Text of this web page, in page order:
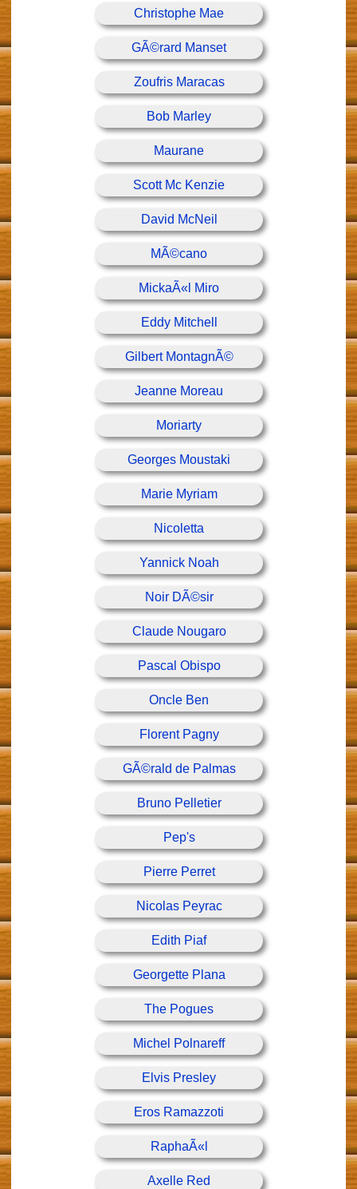
Christophe Mae
GÃ©rard Manset
Zoufris Maracas
Bob Marley
Maurane
Scott Mc Kenzie
David McNeil
MÃ©cano
MickaÃ«l Miro
Eddy Mitchell
Gilbert MontagnÃ©
Jeanne Moreau
Moriarty
Georges Moustaki
Marie Myriam
Nicoletta
Yannick Noah
Noir DÃ©sir
Claude Nougaro
Pascal Obispo
Oncle Ben
Florent Pagny
GÃ©rald de Palmas
Bruno Pelletier
Pep's
Pierre Perret
Nicolas Peyrac
Edith Piaf
Georgette Plana
The Pogues
Michel Polnareff
Elvis Presley
Eros Ramazzoti
RaphaÃ«l
Axelle Red